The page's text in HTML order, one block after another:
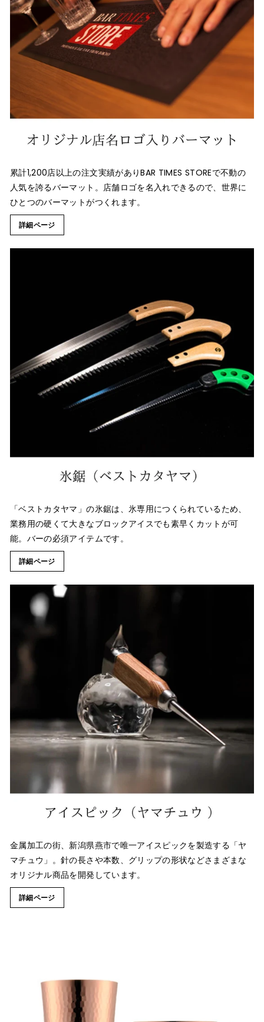
累計1,200店以上の注文実績がありBAR TIMES STOREで不動の
人気を誇るバーマット。店舗ロゴを名入れできるので、世界に
ひとつのバーマットがつくれます。
詳細ページ
「ベストカタヤマ」の氷鋸は、氷専用につくられているため、
業務用の硬くて大きなブロックアイスでも素早くカットが可
能。バーの必須アイテムです。
詳細ページ
金属加工の街、新潟県燕市で唯一アイスピックを製造する「ヤ
マチュウ」。針の長さや本数、グリップの形状などさまざまな
オリジナル商品を開発しています。
詳細ページ